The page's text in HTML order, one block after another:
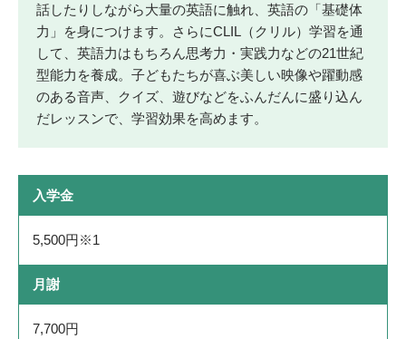
話したりしながら大量の英語に触れ、英語の「基礎体
力」を身につけます。さらにCLIL（クリル）学習を通
して、英語力はもちろん思考力・実践力などの21世紀
型能力を養成。子どもたちが喜ぶ美しい映像や躍動感
のある音声、クイズ、遊びなどをふんだんに盛り込ん
だレッスンで、学習効果を高めます。
入学金
5,500円※1
月謝
7,700円